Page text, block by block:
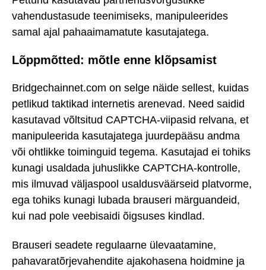
vahendustasude teenimiseks, manipuleerides
samal ajal pahaaimamatute kasutajatega.
Lõppmõtted: mõtle enne klõpsamist
Bridgechainnet.com on selge näide sellest, kuidas
petlikud taktikad internetis arenevad. Need saidid
kasutavad võltsitud CAPTCHA-viipasid relvana, et
manipuleerida kasutajatega juurdepääsu andma
või ohtlikke toiminguid tegema. Kasutajad ei tohiks
kunagi usaldada juhuslikke CAPTCHA-kontrolle,
mis ilmuvad väljaspool usaldusväärseid platvorme,
ega tohiks kunagi lubada brauseri märguandeid,
kui nad pole veebisaidi õigsuses kindlad.
Brauseri seadete regulaarne ülevaatamine,
pahavaratõrjevahendite ajakohasena hoidmine ja